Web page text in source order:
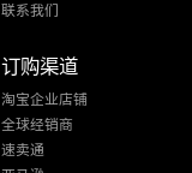
联系我们
订购渠道
淘宝企业店铺
全球经销商
速卖通